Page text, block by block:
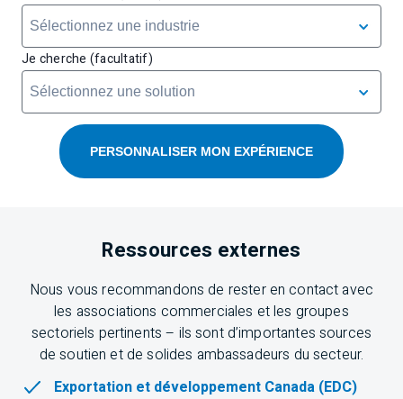
Je cherche (facultatif)
PERSONNALISER MON EXPÉRIENCE
Ressources externes
Nous vous recommandons de rester en contact avec
les associations commerciales et les groupes
sectoriels pertinents – ils sont d’importantes sources
de soutien et de solides ambassadeurs du secteur.
Exportation et développement Canada (EDC)